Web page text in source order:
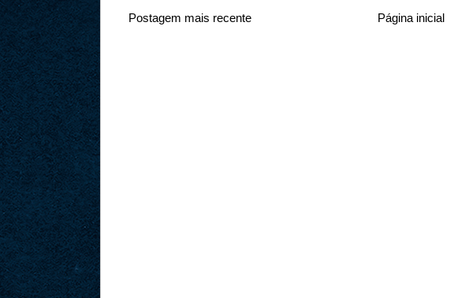
Postagem mais recente Página inicial